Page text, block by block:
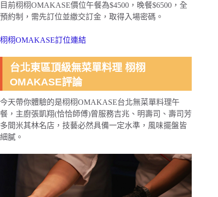
目前栩栩OMAKASE價位午餐為$4500，晚餐$6500，全
預約制，需先訂位並繳交訂金，取得入場密碼。
栩栩OMAKASE訂位連結
台北東區頂級無菜單料理 栩栩
OMAKASE評論
今天帶你體驗的是栩栩OMAKASE台北無菜單料理午
餐，主廚張凱翔(恰恰師傅)曾服務吉兆、明壽司、壽司芳
多間米其林名店，技藝必然具備一定水準，風味擺盤皆
細膩。